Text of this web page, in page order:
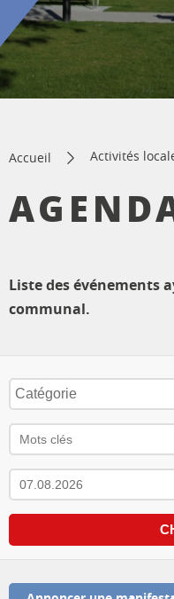
Accueil Activités
Liste des événements
communal.